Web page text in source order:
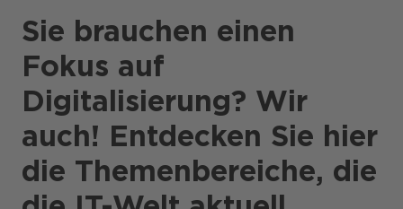
Sie brauchen einen
Fokus auf
Digitalisierung? Wir
auch! Entdecken Sie hier
die Themenbereiche, die